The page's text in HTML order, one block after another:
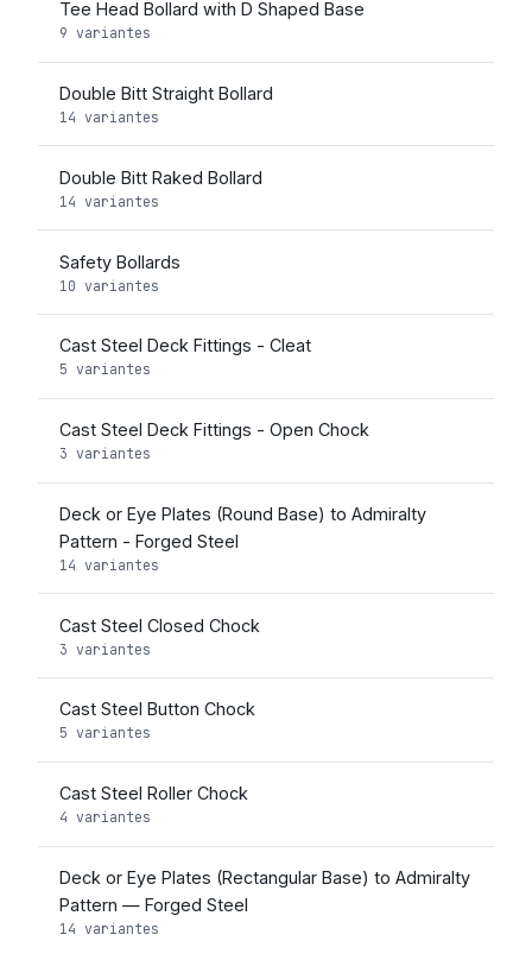
Tee Head Bollard with D Shaped Base
9 variantes
Double Bitt Straight Bollard
14 variantes
Double Bitt Raked Bollard
14 variantes
Safety Bollards
10 variantes
Cast Steel Deck Fittings - Cleat
5 variantes
Cast Steel Deck Fittings - Open Chock
3 variantes
Deck or Eye Plates (Round Base) to Admiralty
Pattern - Forged Steel
14 variantes
Cast Steel Closed Chock
3 variantes
Cast Steel Button Chock
5 variantes
Cast Steel Roller Chock
4 variantes
Deck or Eye Plates (Rectangular Base) to Admiralty
Pattern — Forged Steel
14 variantes